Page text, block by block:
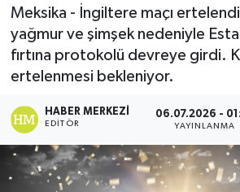
Meksika - İngiltere maçı
yağmur ve şimşek nedeniyle
fırtına protokolü devreye girdi.
ertelenmesi bekleniyor.
HABER MERKEZI
EDITÖR
06.07.2026 -
YAYINLANMA
ÇEVRE
DÜNYA
Dursunbey
Edremit
Haber Arşivi